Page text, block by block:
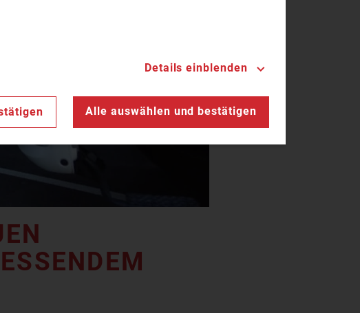
F
EI
Details einblenden
Alle auswählen und bestätigen